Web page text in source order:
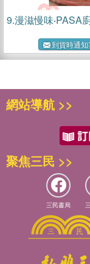
9.漫滋慢味‧PASA
到貨時通知
網站導航 >>
聚焦三民 >>
三民書局